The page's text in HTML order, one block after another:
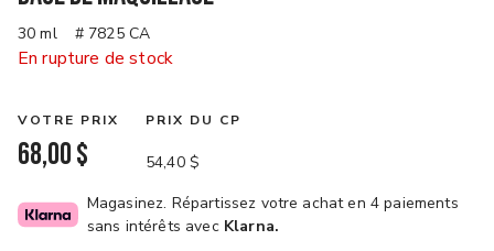
30 ml # 7825 CA
En rupture de stock
VOTRE PRIX
68,00 $
PRIX DU CP
54,40 $
Magasinez. Répartissez votre achat en 4 paiements
sans intérêts avec Klarna.